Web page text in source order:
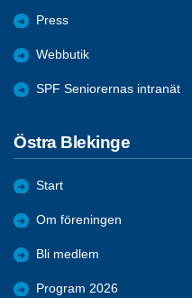
Press
Webbutik
SPF Seniorernas intranät
Östra Blekinge
Start
Om föreningen
Bli medlem
Program 2026